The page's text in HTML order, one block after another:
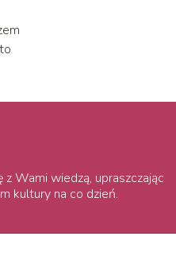
Wami wiedzą, upraszczając
kultury na co dzień.